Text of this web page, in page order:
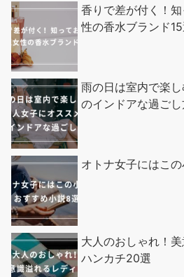
香りで差が付く！
性の香水ブランド
雨の日は室内で楽
のインドアな過ご
オトナ女子にはこ
大人のおしゃれ！
ハンカチ20選